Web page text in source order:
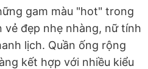
gam màu "hot" trong
vẻ đẹp nhẹ nhàng, nữ tính
lịch. Quần ống rộng
kết hợp với nhiều kiểu